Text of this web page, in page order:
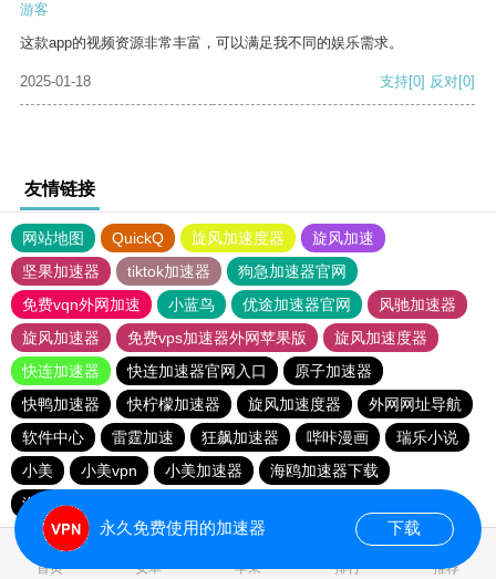
游客
这款app的视频资源非常丰富，可以满足我不同的娱乐需求。
2025-01-18 支持[0] 反对[0]
友情链接
网站地图 QuickQ 旋风加速度器
旋风加速
坚果加速器
tiktok加速器
狗急加速器官网
免费vqn外网加速
小蓝鸟 优途加速器官网
风驰加速器
旋风加速器
免费vps加速器外网苹果版
旋风加速度器
快连加速器
快连加速器官网入口
原子加速器
快鸭加速器
快柠檬加速器 旋风加速度器
外网网址导航
软件中心
雷霆加速 狂飙加速器 哔咔漫画
瑞乐小说
小美
小美vpn 小美加速器
海鸥加速器下载
海鸥加速度
首页 安卓 苹果 排行 推荐
永久免费使用的加速器 下载
0.092704s